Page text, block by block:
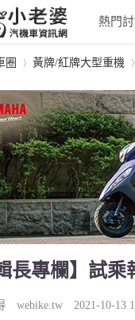
熱門
圈
›
黃牌/紅牌大型重機
›
長專欄】試
webike.tw 2021-10-13